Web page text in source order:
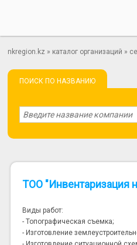
nkregion.kz » каталог организаций »
ПОИСК ПО НАЗВАНИЮ
ТОО "Инвентаризация
Виды работ:
- Топографическая съемка;
- Изготовление